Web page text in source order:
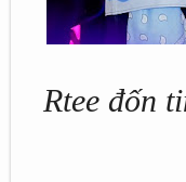
Rtee đốn